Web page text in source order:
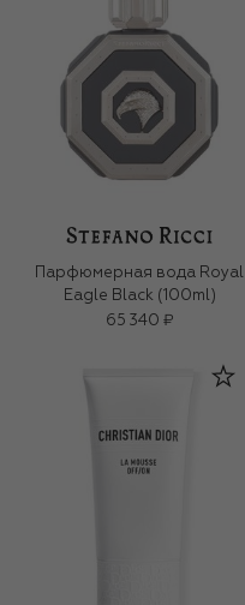
Парфюмерная вода Royal
Eagle Black (100ml)
65 340 ₽